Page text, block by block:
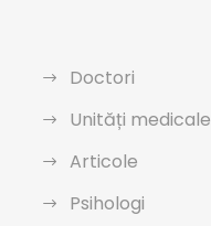
Doctori
Unități medicale
Articole
Psihologi